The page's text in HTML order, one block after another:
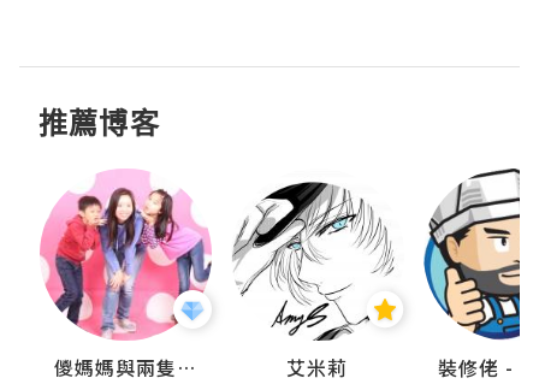
推薦博客
儍媽媽與兩隻小魔怪之家 艾米莉